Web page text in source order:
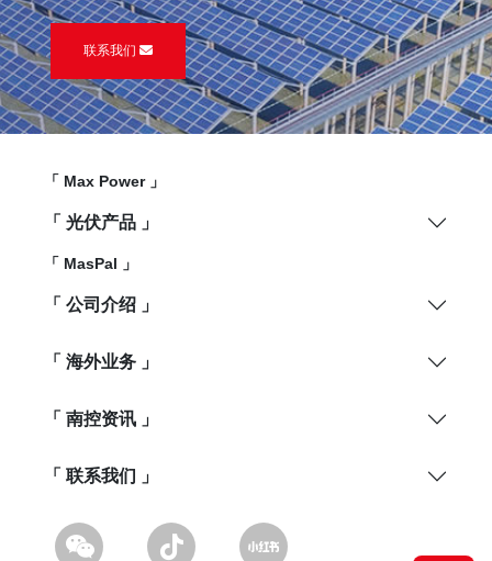
联系我们
「 Max Power 」
「 光伏产品 」
「 MasPal 」
「 公司介绍 」
「 海外业务 」
「 南控资讯 」
「 联系我们 」